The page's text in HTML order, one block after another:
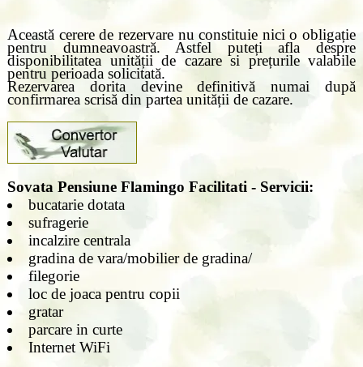
Această cerere de rezervare nu constituie nici o obligație
pentru dumneavoastră. Astfel puteți afla despre
disponibilitatea unității de cazare si prețurile valabile
pentru perioada solicitată.
Rezervarea dorita devine definitivă numai după
confirmarea scrisă din partea unității de cazare.
Sovata Pensiune Flamingo Facilitati - Servicii:
bucatarie dotata
sufragerie
incalzire centrala
gradina de vara/mobilier de gradina/
filegorie
loc de joaca pentru copii
gratar
parcare in curte
Internet WiFi